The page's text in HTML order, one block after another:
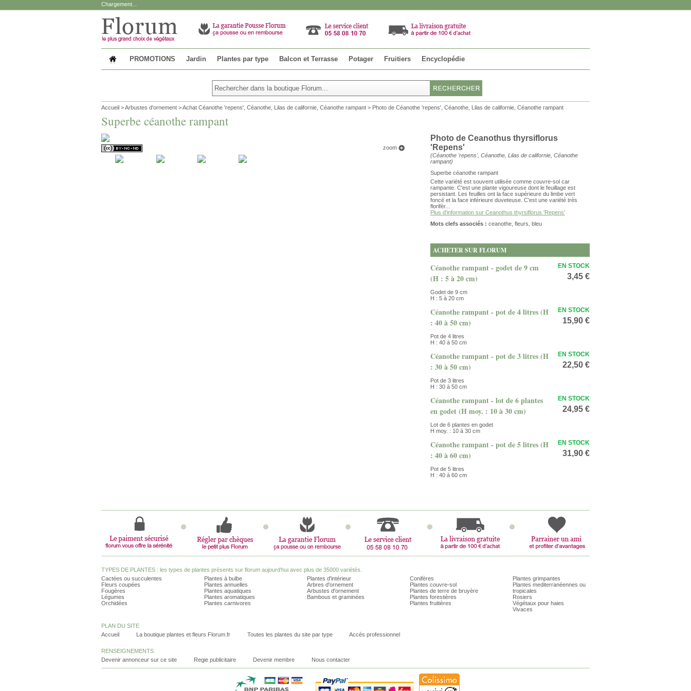
Chargement...
PROMOTIONS Jardin Plantes par type Balcon et Terrasse Potager Fruitiers Encyclopédie
Accueil >Arbustes d'ornement >Achat Céanothe 'repens', Céanothe, Lilas de californie, Céanothe rampant > Photo de Céanothe 'repens', Céanothe, Lilas de californie, Céanothe rampant
Superbe céanothe rampant
zoom
Photo de Ceanothus thyrsiflorus
'Repens'
(Céanothe 'repens', Céanothe Lilas de californie Céanothe
rampant)
Superbe céanothe rampant
Cette variété est souvent utilisée comme couvre-sol car
rampante. C'est une plante vigoureuse dont le feuillage est
persistant. Les feuilles ont la face supérieure du limbe vert
foncé et la face inférieure duveteuse. C'est une variété très
florifèr...
Plus d'information sur Ceanothus thyrsiflorus 'Repens'
Mots clefs associés : ceanothe fleurs bleu
ACHETER SUR FLORUM
Céanothe rampant - godet de 9 cm
(H : 5 à 20 cm)
Godet de 9 cm
H : 5 à 20 cm
EN STOCK
3,45 €
Céanothe rampant - pot de 4 litres (H
: 40 à 50 cm)
Pot de 4 litres
H : 40 à 50 cm
EN STOCK
15,90 €
Céanothe rampant - pot de 3 litres (H
: 30 à 50 cm)
Pot de 3 litres
H : 30 à 50 cm
EN STOCK
22,50 €
Céanothe rampant - lot de 6 plantes
en godet (H moy. : 10 à 30 cm)
Lot de 6 plantes en godet
H moy. : 10 à 30 cm
EN STOCK
24,95 €
Céanothe rampant - pot de 5 litres (H
: 40 à 60 cm)
Pot de 5 litres
H : 40 à 60 cm
EN STOCK
31,90 €
TYPES DE PLANTES : les types de plantes présents sur florum aujourd'hui avec plus de 35000 variétés.
Cactées ou succulentes
Fleurs coupées
Fougères
Légumes
Orchidées
Plantes à bulbe
Plantes annuelles
Plantes aquatiques
Plantes aromatiques
Plantes carnivores
Plantes d'intérieur
Arbres d'ornement
Arbustes d'ornement
Bambous et graminées
Conifères
Plantes couvre-sol
Plantes de terre de bruyère
Plantes forestières
Plantes fruitières
Plantes grimpantes
Plantes mediterranéennes ou
tropicales
Rosiers
Végétaux pour haies
Vivaces
PLAN DU SITE
Accueil
La boutique plantes et fleurs Florum.fr Toutes les plantes du site par type Accès professionnel
RENSEIGNEMENTS
Devenir annonceur sur ce site
Regie publicitaire Devenir membre Nous contacter